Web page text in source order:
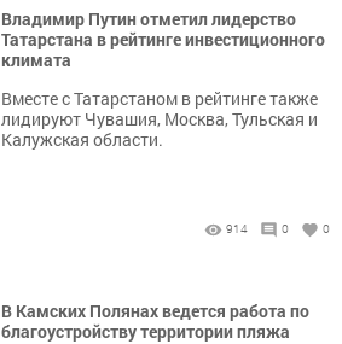
Владимир Путин отметил лидерство
Татарстана в рейтинге инвестиционного
климата
Вместе с Татарстаном в рейтинге также
лидируют Чувашия, Москва, Тульская и
Калужская области.
914 0 0
В Камских Полянах ведется работа по
благоустройству территории пляжа